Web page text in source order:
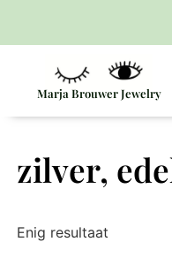
Marja Brouwer Jewelry
zilver,
Enig resultaat